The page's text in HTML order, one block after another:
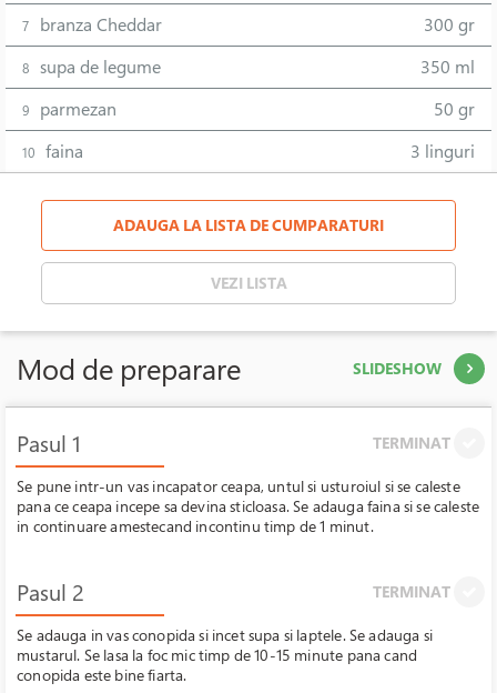
7 branza Cheddar 300 gr
8 supa de legume 350 ml
9 parmezan 50 gr
10 faina 3 linguri
ADAUGA LA LISTA DE CUMPARATURI
VEZI LISTA
Mod de preparare SLIDESHOW
Pasul 1 TERMINAT
Se pune intr-un vas incapator ceapa, untul si usturoiul si se caleste
pana ce ceapa incepe sa devina sticloasa. Se adauga faina si se caleste
in continuare amestecand incontinu timp de 1 minut.
Pasul 2 TERMINAT
Se adauga in vas conopida si incet supa si laptele. Se adauga si
mustarul. Se lasa la foc mic timp de 10-15 minute pana cand
conopida este bine fiarta.